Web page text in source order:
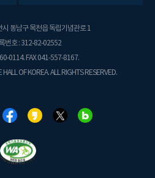
동남구 목천읍 독립기념관로 1
번호 : 312-82-02552
0114. FAX 041-557-8167.
OF KOREA. ALL RIGHTS RESERVED.